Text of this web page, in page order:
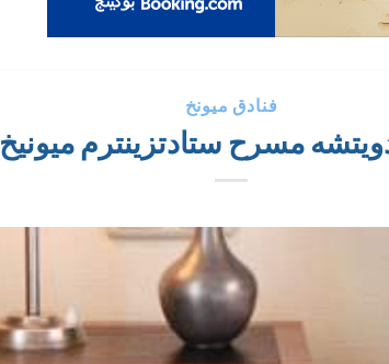
فنادق ميونخ
مسرح ستادتزينترم ميونيخ